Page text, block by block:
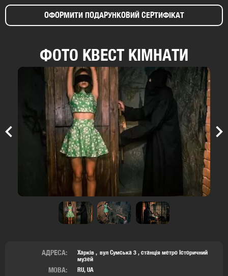
ОФОРМИТИ ПОДАРУНКОВИЙ СЕРТИФІКАТ
ФОТО КВЕСТ КІМНАТИ
Previous
АДРЕСА: Харків вул Сумська 3 , станція метро Історичний
музей
МОВА: RU, UA